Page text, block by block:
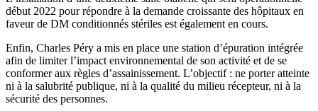
début 2022 pour répondre à la demande croissante des hôpitaux en
faveur de DM conditionnés stériles est également en cours.
Enfin, Charles Péry a mis en place une station d’épuration intégrée
afin de limiter l’impact environnemental de son activité et de se
conformer aux règles d’assainissement. L’objectif : ne porter atteinte
ni à la salubrité publique, ni à la qualité du milieu récepteur, ni à la
sécurité des personnes.